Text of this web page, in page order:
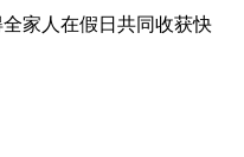
家人在假日共同收获快